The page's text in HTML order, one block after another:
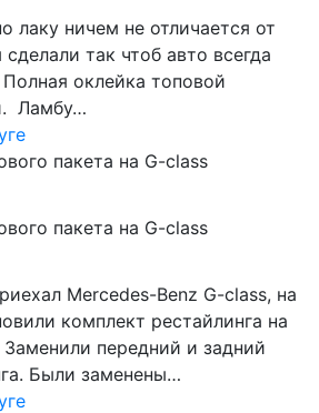
лаку ничем не отличается от
так чтоб авто всегда
оклейка топовой
Ламбу…
пакета на G-class
пакета на G-class
Mercedes-Benz G-class, на
комплект рестайлинга на
передний и задний
Были заменены…